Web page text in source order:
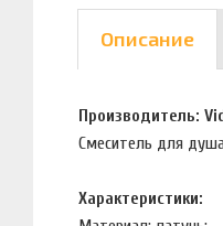
Описание
Производитель:
Смеситель для
Характеристики: